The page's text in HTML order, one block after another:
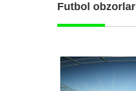
Futbol obzorlar